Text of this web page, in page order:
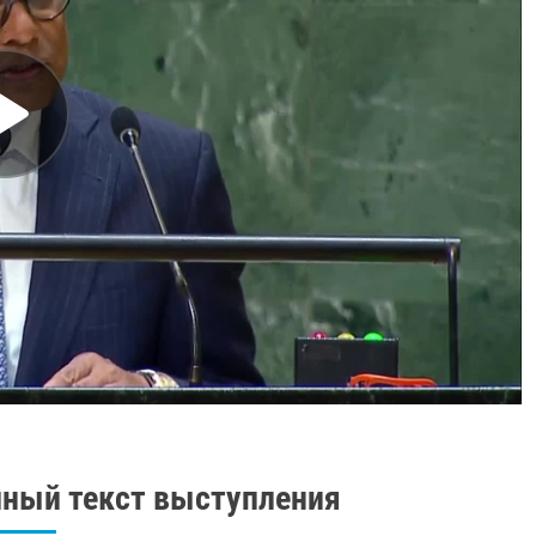
текст выступления